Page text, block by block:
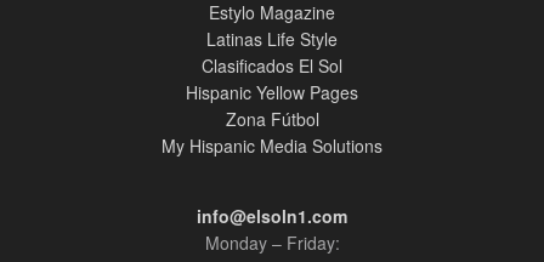
Estylo Magazine
Latinas Life Style
Clasificados El Sol
Hispanic Yellow Pages
Zona Fútbol
My Hispanic Media Solutions
info@elsoln1.com
Monday – Friday: